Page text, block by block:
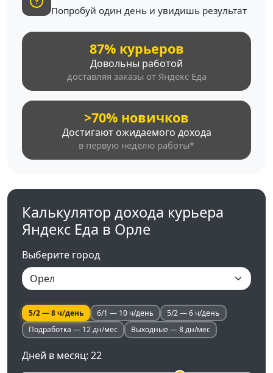
Попробуй один день и увидишь результат
87% курьеров
Довольны работой
доставляя заказы от Яндекс Еда
>70% новичков
Достигают ожидаемого дохода
в первую неделю работы*
Калькулятор дохода курьера
Яндекс Еда в Орле
Выберите город
5/2 — 8 ч/день 6/1 — 10 ч/день
5/2 — 6 ч/день
Подработка — 12 дн/мес
Выходные — 8 дн/мес
Дней в месяц: 22